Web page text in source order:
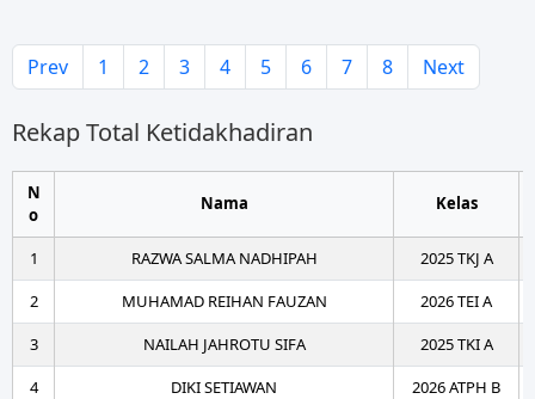
Prev 1 2 3 4 5 6 7 8 Next
Rekap Total Ketidakhadiran
N
o
Nama Kelas
1 RAZWA SALMA NADHIPAH
2025 TKJ A
2
MUHAMAD REIHAN FAUZAN
2026 TEI A
3
NAILAH JAHROTU SIFA
2025 TKI A
4
DIKI SETIAWAN
2026 ATPH B